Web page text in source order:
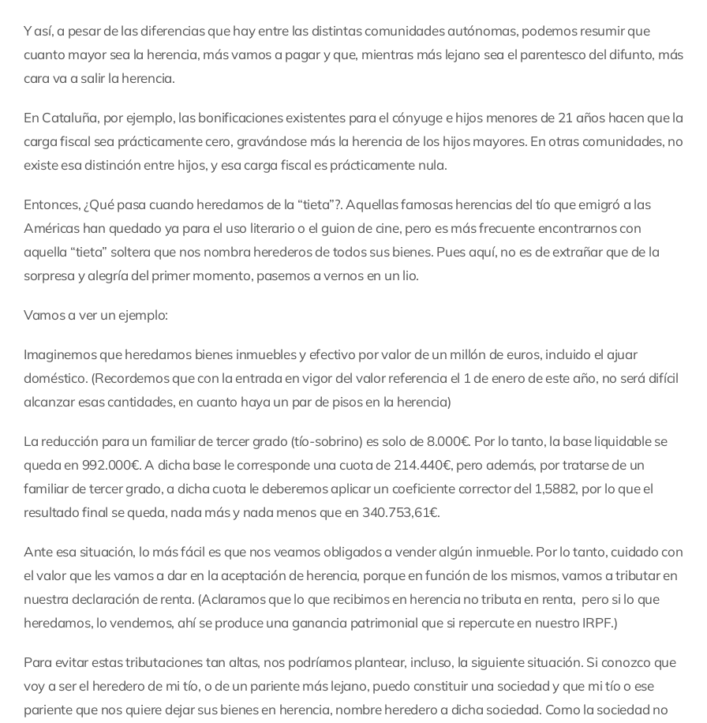
Y así, a pesar de las diferencias que hay entre las distintas comunidades autónomas, podemos resumir que
cuanto mayor sea la herencia, más vamos a pagar y que, mientras más lejano sea el parentesco del difunto, más
cara va a salir la herencia.
En Cataluña, por ejemplo, las bonificaciones existentes para el cónyuge e hijos menores de 21 años hacen que la
carga fiscal sea prácticamente cero, gravándose más la herencia de los hijos mayores. En otras comunidades, no
existe esa distinción entre hijos, y esa carga fiscal es prácticamente nula.
Entonces, ¿Qué pasa cuando heredamos de la “tieta”?. Aquellas famosas herencias del tío que emigró a las
Américas han quedado ya para el uso literario o el guion de cine, pero es más frecuente encontrarnos con
aquella “tieta” soltera que nos nombra herederos de todos sus bienes. Pues aquí, no es de extrañar que de la
sorpresa y alegría del primer momento, pasemos a vernos en un lio.
Vamos a ver un ejemplo:
Imaginemos que heredamos bienes inmuebles y efectivo por valor de un millón de euros, incluido el ajuar
doméstico. (Recordemos que con la entrada en vigor del valor referencia el 1 de enero de este año, no será difícil
alcanzar esas cantidades, en cuanto haya un par de pisos en la herencia)
La reducción para un familiar de tercer grado (tío-sobrino) es solo de 8.000€. Por lo tanto, la base liquidable se
queda en 992.000€. A dicha base le corresponde una cuota de 214.440€, pero además, por tratarse de un
familiar de tercer grado, a dicha cuota le deberemos aplicar un coeficiente corrector del 1,5882, por lo que el
resultado final se queda, nada más y nada menos que en 340.753,61€.
Ante esa situación, lo más fácil es que nos veamos obligados a vender algún inmueble. Por lo tanto, cuidado con
el valor que les vamos a dar en la aceptación de herencia, porque en función de los mismos, vamos a tributar en
nuestra declaración de renta. (Aclaramos que lo que recibimos en herencia no tributa en renta, pero si lo que
heredamos, lo vendemos, ahí se produce una ganancia patrimonial que si repercute en nuestro IRPF.)
Para evitar estas tributaciones tan altas, nos podríamos plantear, incluso, la siguiente situación. Si conozco que
voy a ser el heredero de mi tío, o de un pariente más lejano, puedo constituir una sociedad y que mi tío o ese
pariente que nos quiere dejar sus bienes en herencia, nombre heredero a dicha sociedad. Como la sociedad no